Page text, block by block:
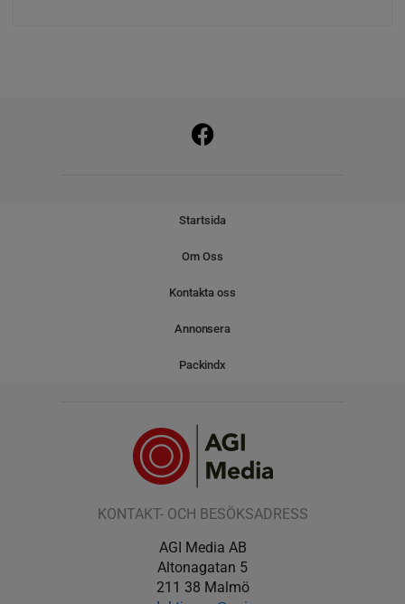
Startsida
Om Oss
Kontakta oss
Annonsera
Packindx
KONTAKT- OCH BESÖKSADRESS
AGI Media AB
Altonagatan 5
211 38 Malmö